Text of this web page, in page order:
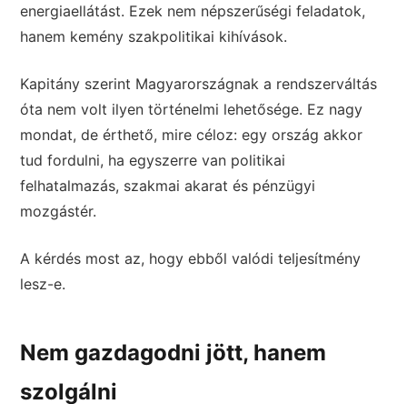
energiaellátást. Ezek nem népszerűségi feladatok,
hanem kemény szakpolitikai kihívások.
Kapitány szerint Magyarországnak a rendszerváltás
óta nem volt ilyen történelmi lehetősége. Ez nagy
mondat, de érthető, mire céloz: egy ország akkor
tud fordulni, ha egyszerre van politikai
felhatalmazás, szakmai akarat és pénzügyi
mozgástér.
A kérdés most az, hogy ebből valódi teljesítmény
lesz-e.
Nem gazdagodni jött, hanem
szolgálni